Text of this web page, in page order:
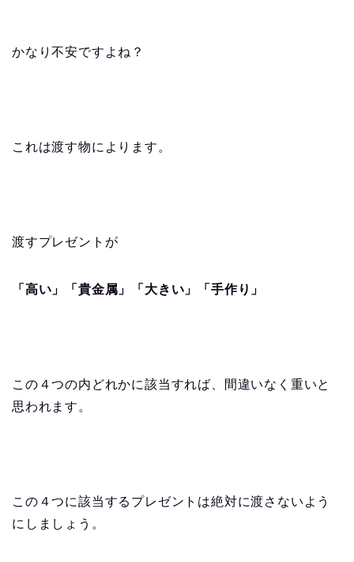
かなり不安ですよね？
これは渡す物によります。
渡すプレゼントが
「高い」「貴金属」「大きい」「手作り」
この４つの内どれかに該当すれば、間違いなく重いと
思われます。
この４つに該当するプレゼントは絶対に渡さないよう
にしましょう。